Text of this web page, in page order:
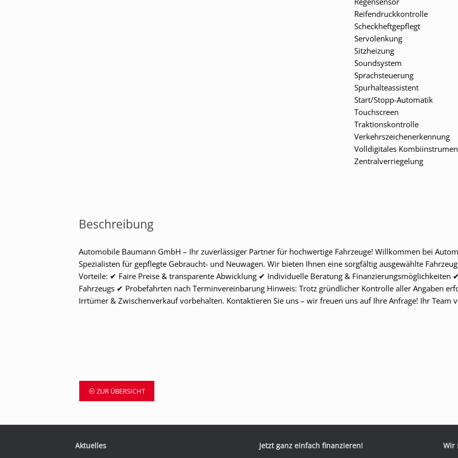
Reifendruckkontrolle
Scheckheftgepflegt
Servolenkung
Sitzheizung
Soundsystem
Sprachsteuerung
Spurhalteassistent
Start/Stopp-Automatik
Touchscreen
Traktionskontrolle
Verkehrszeichenerkennung
Volldigitales
Zentralverriegelung
Beschreibung
Automobile Baumann GmbH – Ihr zuverlässiger Partner für hochwertige Fahrzeuge! Willkommen bei
Spezialisten für gepflegte Gebraucht- und Neuwagen. Wir bieten Ihnen eine sorgfältig ausgewählte
Vorteile: ✔ Faire Preise & transparente Abwicklung ✔ Individuelle Beratung & Finanzierungsmöglichkeiten
Fahrzeugs ✔ Probefahrten nach Terminvereinbarung Hinweis: Trotz gründlicher Kontrolle aller Angaben
Irrtümer & Zwischenverkauf vorbehalten. Kontaktieren Sie uns – wir freuen uns auf Ihre Anfrage! Ihr Team
ZUR ÜBERSICHT
Aktuelles Jetzt ganz einfach finanzieren! Wir